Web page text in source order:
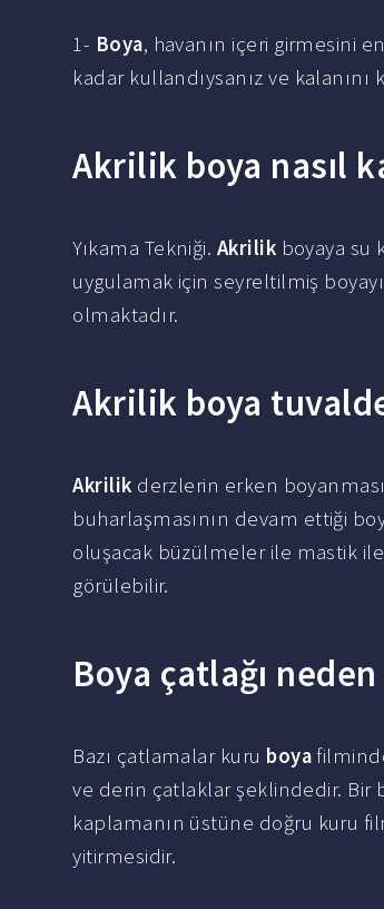
1- Boya, havanın içeri girmesini
kadar kullandıysanız ve
Akrilik boya nasıl
Yıkama Tekniği. Akrilik boyaya su
uygulamak için seyreltilmiş
olmaktadır.
Akrilik boya
Akrilik derzlerin erken
buharlaşmasının devam ettiği
oluşacak büzülmeler ile mastik
görülebilir.
Boya çatlağı
Bazı çatlamalar kuru boya
ve derin çatlaklar şeklindedir. Bir
kaplamanın üstüne doğru kuru
yitirmesidir.